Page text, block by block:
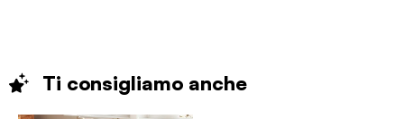
Ti consigliamo anche